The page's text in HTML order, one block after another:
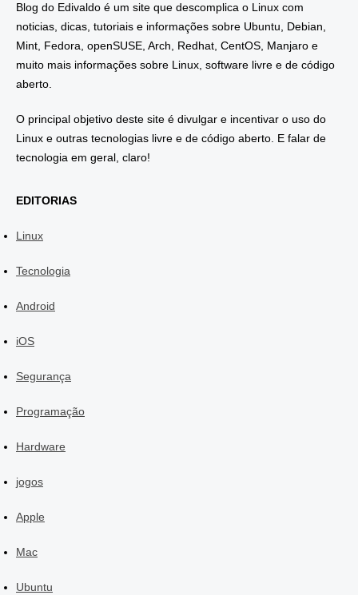
Blog do Edivaldo é um site que descomplica o Linux com
noticias, dicas, tutoriais e informações sobre Ubuntu, Debian,
Mint, Fedora, openSUSE, Arch, Redhat, CentOS, Manjaro e
muito mais informações sobre Linux, software livre e de código
aberto.
O principal objetivo deste site é divulgar e incentivar o uso do
Linux e outras tecnologias livre e de código aberto. E falar de
tecnologia em geral, claro!
EDITORIAS
Linux
Tecnologia
Android
iOS
Segurança
Programação
Hardware
jogos
Apple
Mac
Ubuntu